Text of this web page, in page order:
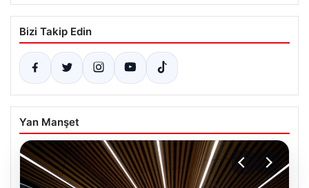
Bizi Takip Edin
Yan Manşet